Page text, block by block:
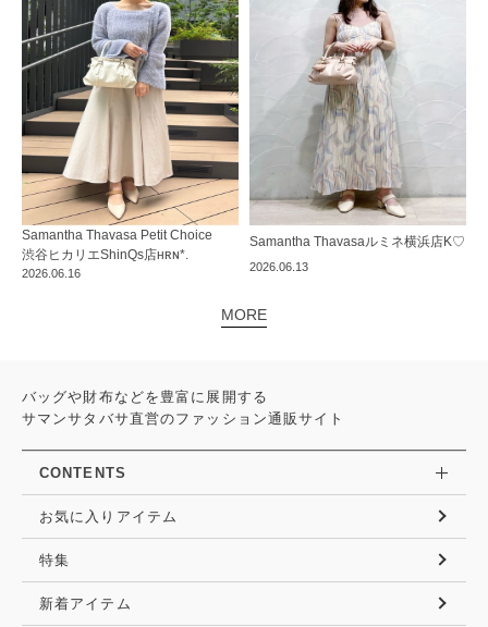
2026.06.16
Samantha Thavasa Petit Choice
渋谷ヒカリエShinQs店ʜʀɴ*.
2026.06.13
Samantha Thavasaルミネ横浜店K♡
MORE
バッグや財布などを豊富に展開する
サマンサタバサ直営のファッション通販サイト
CONTENTS
お気に入りアイテム
特集
新着アイテム